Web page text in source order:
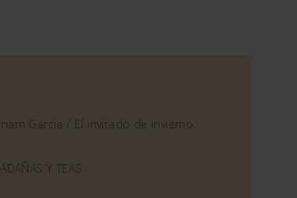
García / El invitado de invierno.
Y TEAS.